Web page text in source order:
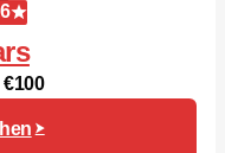
€100